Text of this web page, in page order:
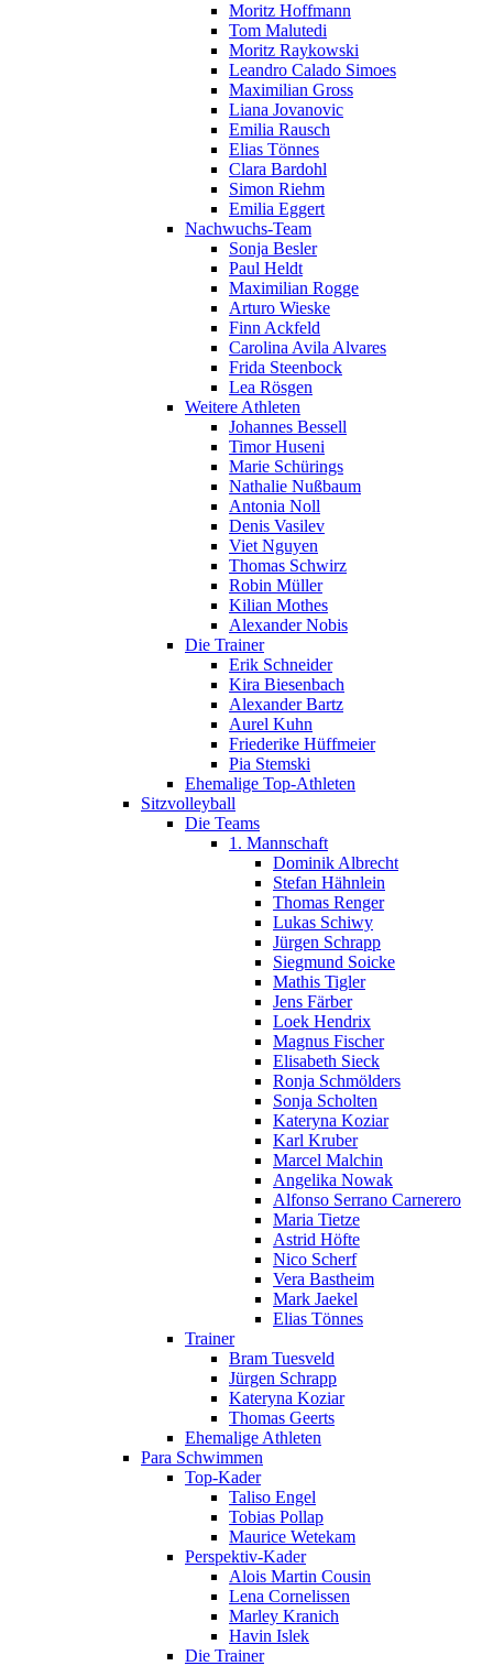
Moritz Hoffmann
Tom Malutedi
Moritz Raykowski
Leandro Calado Simoes
Maximilian Gross
Liana Jovanovic
Emilia Rausch
Elias Tönnes
Clara Bardohl
Simon Riehm
Emilia Eggert
Nachwuchs-Team
Sonja Besler
Paul Heldt
Maximilian Rogge
Arturo Wieske
Finn Ackfeld
Carolina Avila Alvares
Frida Steenbock
Lea Rösgen
Weitere Athleten
Johannes Bessell
Timor Huseni
Marie Schürings
Nathalie Nußbaum
Antonia Noll
Denis Vasilev
Viet Nguyen
Thomas Schwirz
Robin Müller
Kilian Mothes
Alexander Nobis
Die Trainer
Erik Schneider
Kira Biesenbach
Alexander Bartz
Aurel Kuhn
Friederike Hüffmeier
Pia Stemski
Ehemalige Top-Athleten
Sitzvolleyball
Die Teams
1. Mannschaft
Dominik Albrecht
Stefan Hähnlein
Thomas Renger
Lukas Schiwy
Jürgen Schrapp
Siegmund Soicke
Mathis Tigler
Jens Färber
Loek Hendrix
Magnus Fischer
Elisabeth Sieck
Ronja Schmölders
Sonja Scholten
Kateryna Koziar
Karl Kruber
Marcel Malchin
Angelika Nowak
Alfonso Serrano Carnerero
Maria Tietze
Astrid Höfte
Nico Scherf
Vera Bastheim
Mark Jaekel
Elias Tönnes
Trainer
Bram Tuesveld
Jürgen Schrapp
Kateryna Koziar
Thomas Geerts
Ehemalige Athleten
Para Schwimmen
Top-Kader
Taliso Engel
Tobias Pollap
Maurice Wetekam
Perspektiv-Kader
Alois Martin Cousin
Lena Cornelissen
Marley Kranich
Havin Islek
Die Trainer